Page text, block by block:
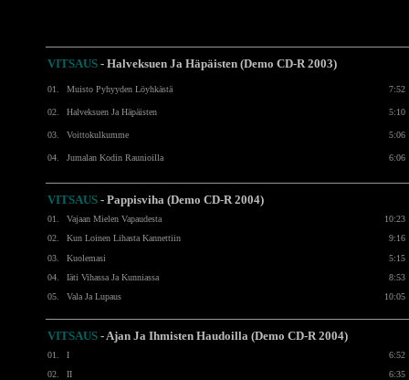
VITSAUS - Halveksuen Ja Häpäisten (Demo CD-R 2003)
01. Muisto Pyhyyden Löyhkästä 7:52
02. Halveksuen Ja Häpäisten 5:10
03. Voittokulkumme 5:06
04. Jumalan Kodin Raunioilla 6:06
VITSAUS - Pappisviha (Demo CD-R 2004)
01. Vajaan Mielen Vapaudesta
10:23
02.
Kun Loinen Lihasta Kannettiin
9:16
03.
Kuolemasi
5:15
04.
Iäti Vihassa Ja Kunniassa
8:53
05.
Vala Ja Lupaus 10:05
VITSAUS - Ajan Ja Ihmisten Haudoilla (Demo CD-R 2004)
01. I
6:52
02.
II
6:35